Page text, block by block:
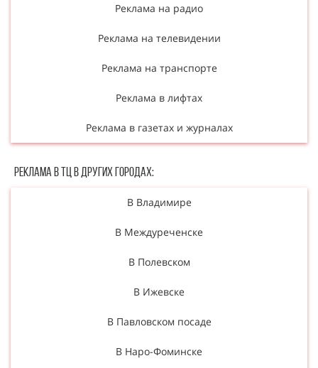
Реклама на радио
Реклама на телевидении
Реклама на транспорте
Реклама в лифтах
Реклама в газетах и журналах
Реклама в ТЦ в Других городах:
В Владимире
В Междуреченске
В Полевском
В Ижевске
В Павловском посаде
В Наро-Фоминске